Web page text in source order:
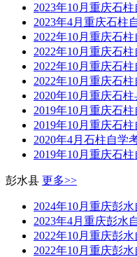
2023年10月重庆石
2023年4月重庆石柱
2022年10月重庆石
2022年10月重庆石
2022年10月重庆石
2022年10月重庆石
2020年10月重庆石
2019年10月重庆石
2019年10月重庆石
2020年4月石柱自学
2019年10月重庆石
彭水县 更多>>
2024年10月重庆彭
2023年4月重庆彭水
2022年10月重庆彭
2022年10月重庆彭